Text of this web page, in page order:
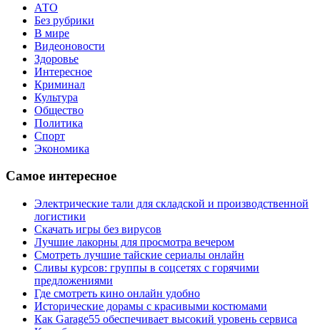
АТО
Без рубрики
В мире
Видеоновости
Здоровье
Интересное
Криминал
Культура
Общество
Политика
Спорт
Экономика
Самое интересное
Электрические тали для складской и производственной
логистики
Скачать игры без вирусов
Лучшие лакорны для просмотра вечером
Смотреть лучшие тайские сериалы онлайн
Сливы курсов: группы в соцсетях с горячими
предложениями
Где смотреть кино онлайн удобно
Исторические дорамы с красивыми костюмами
Как Garage55 обеспечивает высокий уровень сервиса